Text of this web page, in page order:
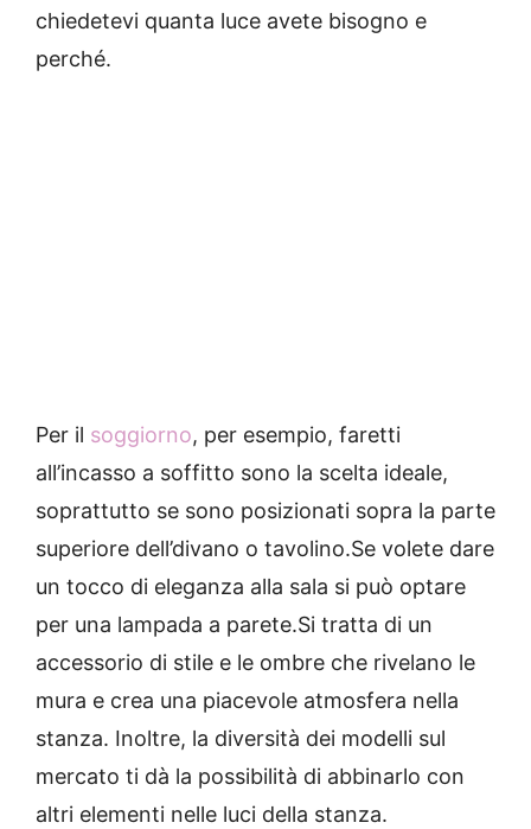
chiedetevi quanta luce avete bisogno e
perché.
Per il soggiorno, per esempio, faretti
all’incasso a soffitto sono la scelta ideale,
soprattutto se sono posizionati sopra la parte
superiore dell’divano o tavolino.Se volete dare
un tocco di eleganza alla sala si può optare
per una lampada a parete.Si tratta di un
accessorio di stile e le ombre che rivelano le
mura e crea una piacevole atmosfera nella
stanza. Inoltre, la diversità dei modelli sul
mercato ti dà la possibilità di abbinarlo con
altri elementi nelle luci della stanza.